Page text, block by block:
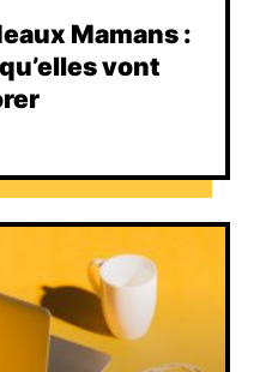
Mamans :
vont